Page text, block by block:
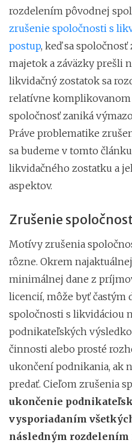
rozdelením pôvodnej
zrušenie spoločnosti s
postup, keď sa
majetok a záväzky prešli
likvidačný zostatok sa
relatívne komplikovanom
spoločnosť zaniká
Práve problematike
sa budeme v tomto
likvidačného zostatku a
aspektov.
Zrušenie
Motívy zrušenia
rôzne. Okrem
minimálnej dane z
licencií, môže byť častým
spoločnosti s likvidáciou
podnikateľských
činnosti alebo prosté
ukončení podnikania, ak
predať. Cieľom zrušenia
ukončenie
vysporiadaním
následným rozdelením